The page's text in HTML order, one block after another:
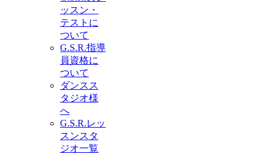
ッスン・
テストに
ついて
G.S.R.指導
員資格に
ついて
ダンスス
タジオ様
へ
G.S.R.レッ
スンスタ
ジオ一覧